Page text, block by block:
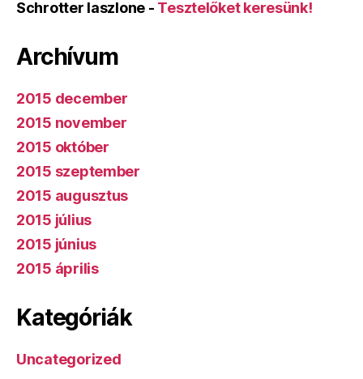
Schrotter laszlone - Tesztelőket keresünk!
Archívum
2015 december
2015 november
2015 október
2015 szeptember
2015 augusztus
2015 július
2015 június
2015 április
Kategóriák
Uncategorized